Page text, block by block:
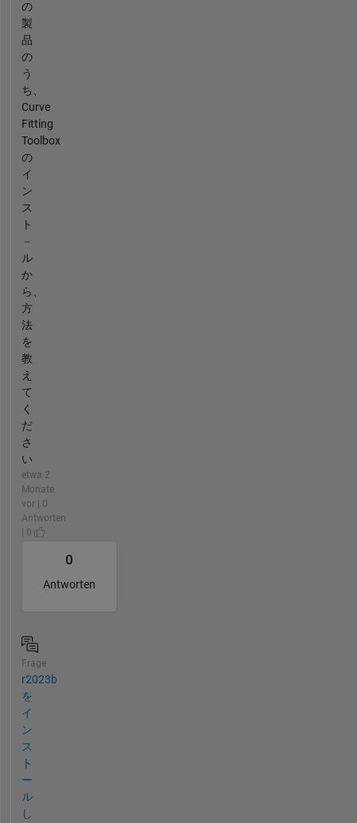
の
製
品
の
う
ち、
Curve
Fitting
Toolbox
の
イ
ン
ス
ト
－
ル
か
ら、
方
法
を
教
え
て
く
だ
さ
い
etwa 2
Monate
vor | 0
Antworten
| 0
0
Antworten
Frage
r2023b
を
イ
ン
ス
ト
ー
ル
し